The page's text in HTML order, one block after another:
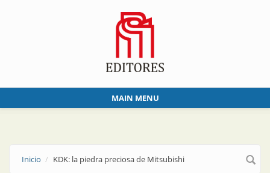
MAIN MENU
Inicio KDK: la piedra preciosa de Mitsubishi